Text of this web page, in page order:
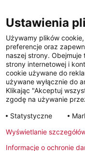
Ustawienia
Używamy plików
preferencje oraz
naszej strony. Obejmuje
strony internetowej i
cookie używane do
używane wyłącznie do
Klikając "Akceptuj
zgodę na używanie
Statystyczne
Wyświetlanie
Informacje o ochronie